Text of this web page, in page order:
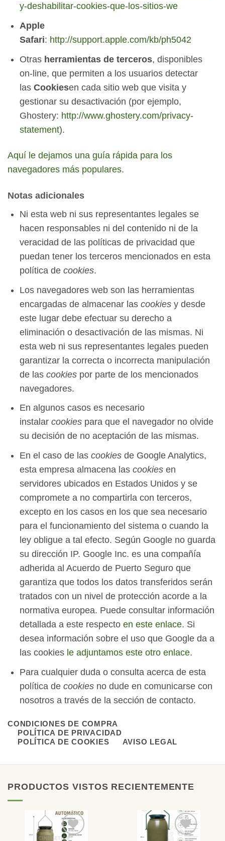
y-deshabilitar-cookies-que-los-sitios-we
Apple
Safari: http://support.apple.com/kb/ph5042
Otras herramientas de terceros, disponibles
on-line, que permiten a los usuarios detectar
las Cookiesen cada sitio web que visita y
gestionar su desactivación (por ejemplo,
Ghostery: http://www.ghostery.com/privacy-
statement).
Aquí le dejamos una guía rápida para los
navegadores más populares.
Notas adicionales
Ni esta web ni sus representantes legales se
hacen responsables ni del contenido ni de la
veracidad de las políticas de privacidad que
puedan tener los terceros mencionados en esta
política de cookies.
Los navegadores web son las herramientas
encargadas de almacenar las cookies y desde
este lugar debe efectuar su derecho a
eliminación o desactivación de las mismas. Ni
esta web ni sus representantes legales pueden
garantizar la correcta o incorrecta manipulación
de las cookiespor parte de los mencionados
navegadores.
En algunos casos es necesario
instalar cookies para que el navegador no olvide
su decisión de no aceptación de las mismas.
En el caso de las cookies de Google Analytics,
esta empresa almacena las cookiesen
servidores ubicados en Estados Unidos y se
compromete a no compartirla con terceros,
excepto en los casos en los que sea necesario
para el funcionamiento del sistema o cuando la
ley obligue a tal efecto. Según Google no guarda
su dirección IP. Google Inc. es una compañía
adherida al Acuerdo de Puerto Seguro que
garantiza que todos los datos transferidos serán
tratados con un nivel de protección acorde a la
normativa europea. Puede consultar información
detallada a este respecto en este enlace. Si
desea información sobre el uso que Google da a
las cookies le adjuntamos este otro enlace.
Para cualquier duda o consulta acerca de esta
política de cookies no dude en comunicarse con
nosotros a través de la sección de contacto.
CONDICIONES DE COMPRA
POLÍTICA DE PRIVACIDAD
POLÍTICA DE COOKIES
AVISO LEGAL
PRODUCTOS VISTOS RECIENTEMENTE